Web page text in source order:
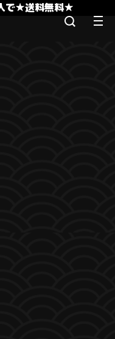
で★送料無料★